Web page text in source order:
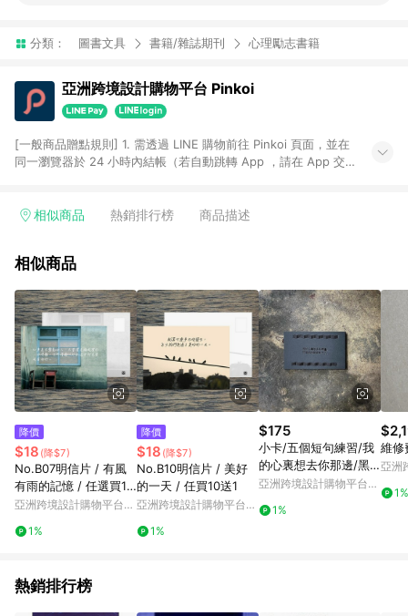
分類： 圖書文具 書籍/雜誌期刊 心理勵志書籍
亞洲跨境設計購物平台 Pinkoi
[一般商品贈點規則] 1. 需透過 LINE 購物前往 Pinkoi 頁面，並在
同一瀏覽器於 24 小時內結帳（若自動跳轉 App ，請在 App 交
回饋訂單不得享有 Pinkoi 站方優惠，例如首購優惠，P coins，
行為，不具贈點資格，部分退款不在此限。 6. APP 請更新至
貨後 45 天後發送。 8. 群眾募資商品，禮物卡，開館保證金，補
運費，攤位費等不具贈點資格。 9. LINE 購物站上之商品規格、
顏色、價位、贈品如與 Pinkoi 商品資訊頁及購物車不符，以
Pinkoi 購物商品資訊頁及購物車標示為準。 10. 點數紅包使用規
則請以點數紅包活動說明為準。 11. 若於 LINE 購物前往 Pinkoi
頁面後才首次下載 Pinkoi APP 並完成訂單，不符合導購資格；承
上，首次下載 Pinkoi APP 後，需透過 LINE 購物前往 Pinkoi 頁
相似商品 熱銷排行榜 商品描述
相似商品
降價
$18 (降$7)
No.B07明信片 / 有風
有雨的記憶 / 任選買10
送1
亞洲跨境設計購物平台
1%
降價
$18 (降$7)
No.B10明信片 / 美好
的一天 / 任買10送1
亞洲跨境設計購物平台
1%
$175
小卡/五個短句練習/我
的心裏想去你那邊/黑
燙黑
亞洲跨境設計購物平台
1%
維修
亞洲
1%
熱銷排行榜